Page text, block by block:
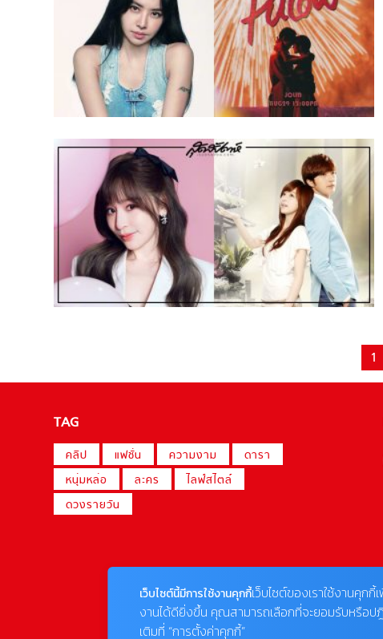
1
TAG
คลิป แฟชั่น ความงาม
ดารา
หนุ่มหล่อ
ละคร
ไลฟ์สไตล์
ดวงรายวัน
เว็บไซต์นี้มีการใช้งานคุกกี้เว็บไซต์ของเราใช้งานคุก
งานได้ดียิ่งขึ้น คุณสามารถเลือกที่จะยอมรับหรือป
เติมที่ “การตั้งค่าคุกกี้”